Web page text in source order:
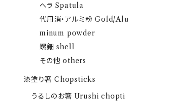
ヘラ Spatula
代用消・アルミ粉 Gold/Alu
minum powder
螺鈿 shell
その他 others
漆塗り箸 Chopsticks
うるしのお箸 Urushi chopti